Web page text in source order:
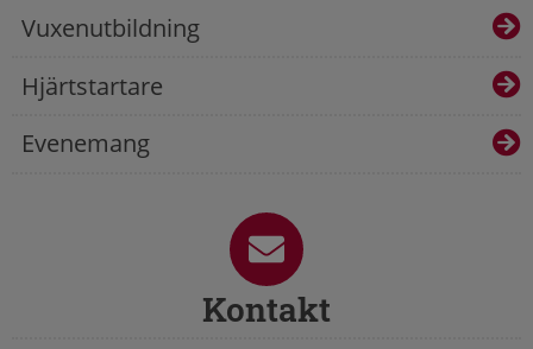
Vuxenutbildning
Hjärtstartare
Evenemang
Kontakt